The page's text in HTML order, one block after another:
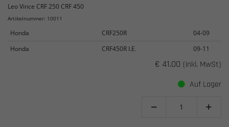
Leo Vince CRF 250 CRF 450
Artikelnummer: 10011
Honda CRF250R
04-09
Honda
CRF450R I.E. 09-11
€ 41.00 (inkl. MwSt)
Auf Lager
 